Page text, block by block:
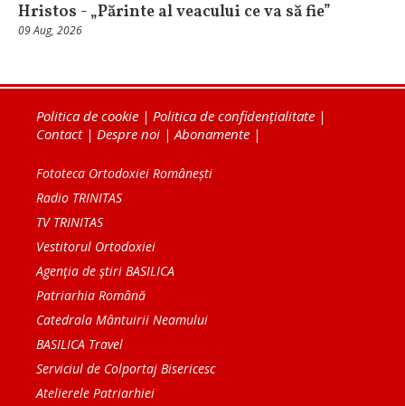
Hristos - „Părinte al veacului ce va să fie”
09 Aug, 2026
Politica de cookie | Politica de confidențialitate |
Contact| Despre noi |Abonamente |
Fototeca Ortodoxiei Românești
Radio TRINITAS
TV TRINITAS
Vestitorul Ortodoxiei
Agenţia de ştiri BASILICA
Patriarhia Română
Catedrala Mântuirii Neamului
BASILICA Travel
Serviciul de Colportaj Bisericesc
Atelierele Patriarhiei